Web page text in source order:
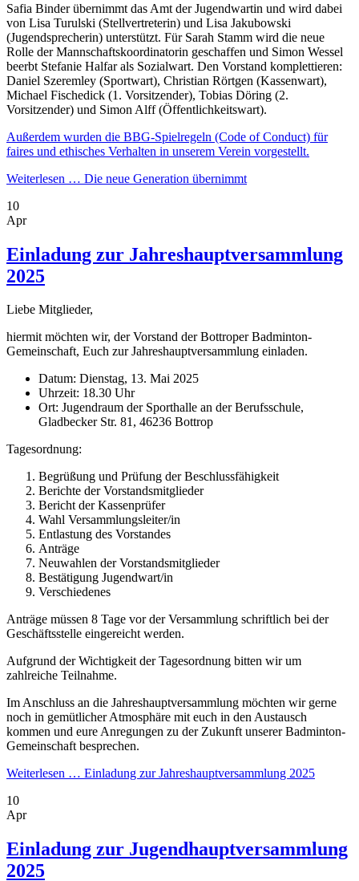
Safia Binder übernimmt das Amt der Jugendwartin und wird dabei
von Lisa Turulski (Stellvertreterin) und Lisa Jakubowski
(Jugendsprecherin) unterstützt. Für Sarah Stamm wird die neue
Rolle der Mannschaftskoordinatorin geschaffen und Simon Wessel
beerbt Stefanie Halfar als Sozialwart. Den Vorstand komplettieren:
Daniel Szeremley (Sportwart), Christian Rörtgen (Kassenwart),
Michael Fischedick (1. Vorsitzender), Tobias Döring (2.
Vorsitzender) und Simon Alff (Öffentlichkeitswart).
Außerdem wurden die BBG-Spielregeln (Code of Conduct) für
faires und ethisches Verhalten in unserem Verein vorgestellt.
Weiterlesen … Die neue Generation übernimmt
10
Apr
Einladung zur Jahreshauptversammlung
2025
Liebe Mitglieder,
hiermit möchten wir, der Vorstand der Bottroper Badminton-
Gemeinschaft, Euch zur Jahreshauptversammlung einladen.
Datum: Dienstag, 13. Mai 2025
Uhrzeit: 18.30 Uhr
Ort: Jugendraum der Sporthalle an der Berufsschule,
Gladbecker Str. 81, 46236 Bottrop
Tagesordnung:
Begrüßung und Prüfung der Beschlussfähigkeit
Berichte der Vorstandsmitglieder
Bericht der Kassenprüfer
Wahl Versammlungsleiter/in
Entlastung des Vorstandes
Anträge
Neuwahlen der Vorstandsmitglieder
Bestätigung Jugendwart/in
Verschiedenes
Anträge müssen 8 Tage vor der Versammlung schriftlich bei der
Geschäftsstelle eingereicht werden.
Aufgrund der Wichtigkeit der Tagesordnung bitten wir um
zahlreiche Teilnahme.
Im Anschluss an die Jahreshauptversammlung möchten wir gerne
noch in gemütlicher Atmosphäre mit euch in den Austausch
kommen und eure Anregungen zu der Zukunft unserer Badminton-
Gemeinschaft besprechen.
Weiterlesen … Einladung zur Jahreshauptversammlung 2025
10
Apr
Einladung zur Jugendhauptversammlung
2025